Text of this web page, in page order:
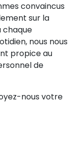
convaincus
sur la
chaque
nous nous
propice au
de
nous votre